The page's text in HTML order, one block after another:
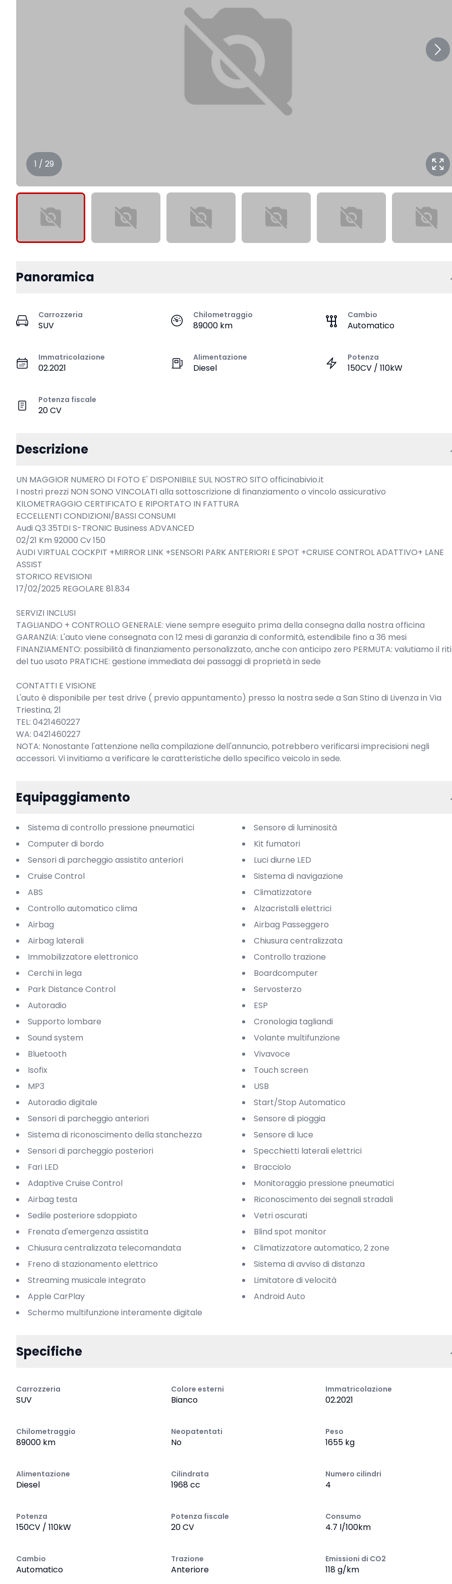
1 / 29
Panoramica
Carrozzeria
SUV
Chilometraggio
89000 km
Cambio
Automatico
Immatricolazione
02.2021
Alimentazione
Diesel
Potenza
150CV / 110kW
Potenza fiscale
20 CV
Descrizione
UN MAGGIOR NUMERO DI FOTO E' DISPONIBILE SUL NOSTRO SITO officinabivio.it
I nostri prezzi NON SONO VINCOLATI alla sottoscrizione di finanziamento o vincolo assicurativo
KILOMETRAGGIO CERTIFICATO E RIPORTATO IN FATTURA
ECCELLENTI CONDIZIONI/BASSI CONSUMI
Audi Q3 35TDI S-TRONIC Business ADVANCED
02/21 Km 92000 Cv 150
AUDI VIRTUAL COCKPIT +MIRROR LINK +SENSORI PARK ANTERIORI E SPOT +CRUISE CONTROL ADATTIVO+ LANE
ASSIST
STORICO REVISIONI
17/02/2025 REGOLARE 81.834
SERVIZI INCLUSI
TAGLIANDO + CONTROLLO GENERALE: viene sempre eseguito prima della consegna dalla nostra officina
GARANZIA: L'auto viene consegnata con 12 mesi di garanzia di conformità, estendibile fino a 36 mesi
FINANZIAMENTO: possibilità di finanziamento personalizzato, anche con anticipo zero PERMUTA: valutiamo il
del tuo usato PRATICHE: gestione immediata dei passaggi di proprietà in sede
CONTATTI E VISIONE
L'auto è disponibile per test drive ( previo appuntamento) presso la nostra sede a San Stino di Livenza in Via
Triestina, 21
TEL: 0421460227
WA: 0421460227
NOTA: Nonostante l'attenzione nella compilazione dell'annuncio, potrebbero verificarsi imprecisioni negli
accessori. Vi invitiamo a verificare le caratteristiche dello specifico veicolo in sede.
Equipaggiamento
Sistema di controllo pressione pneumatici
Sensore di luminosità
Computer di bordo
Kit fumatori
Sensori di parcheggio assistito anteriori
Luci diurne LED
Cruise Control
Sistema di navigazione
ABS
Climatizzatore
Controllo automatico clima
Alzacristalli elettrici
Airbag
Airbag Passeggero
Airbag laterali
Chiusura centralizzata
Immobilizzatore elettronico
Controllo trazione
Cerchi in lega
Boardcomputer
Park Distance Control
Servosterzo
Autoradio
ESP
Supporto lombare
Cronologia tagliandi
Sound system
Volante multifunzione
Bluetooth
Vivavoce
Isofix
Touch screen
MP3
USB
Autoradio digitale
Start/Stop Automatico
Sensori di parcheggio anteriori
Sensore di pioggia
Sistema di riconoscimento della stanchezza
Sensore di luce
Sensori di parcheggio posteriori
Specchietti laterali elettrici
Fari LED
Bracciolo
Adaptive Cruise Control
Monitoraggio pressione pneumatici
Airbag testa
Riconoscimento dei segnali stradali
Sedile posteriore sdoppiato
Vetri oscurati
Frenata d'emergenza assistita
Blind spot monitor
Chiusura centralizzata telecomandata
Climatizzatore automatico, 2 zone
Freno di stazionamento elettrico
Sistema di avviso di distanza
Streaming musicale integrato
Limitatore di velocità
Apple CarPlay
Android Auto
Schermo multifunzione interamente digitale
Specifiche
Carrozzeria
SUV
Colore esterni
Bianco
Immatricolazione
02.2021
Chilometraggio
89000 km
Neopatentati
No
Peso
1655 kg
Alimentazione
Diesel
Cilindrata
1968 cc
Numero cilindri
4
Potenza
150CV / 110kW
Potenza fiscale
20 CV
Consumo
4.7 l/100km
Cambio
Automatico
Trazione
Anteriore
Emissioni di CO2
118 g/km